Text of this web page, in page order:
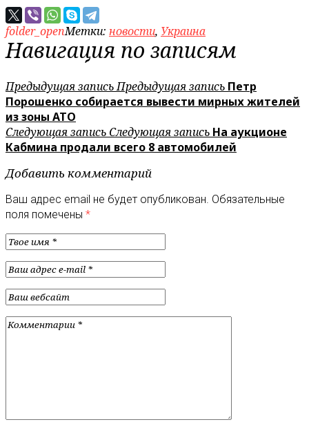
folder_openМетки: новости, Украина
Навигация по записям
Предыдущая записьПредыдущая запись Петр
Порошенко собирается вывести мирных жителей
из зоны АТО
Следующая запись Следующая запись На аукционе
Кабмина продали всего 8 автомобилей
Добавить комментарий
Ваш адрес email не будет опубликован. Обязательные
поля помечены *